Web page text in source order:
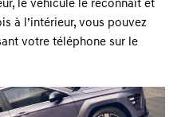
le véhicule le reconnaît et
à l’intérieur, vous pouvez
votre téléphone sur le